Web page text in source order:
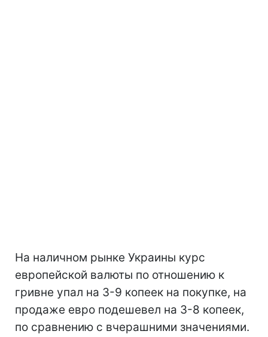
На наличном рынке Украины курс
европейской валюты по отношению к
гривне упал на 3-9 копеек на покупке, на
продаже евро подешевел на 3-8 копеек,
по сравнению с вчерашними значениями.